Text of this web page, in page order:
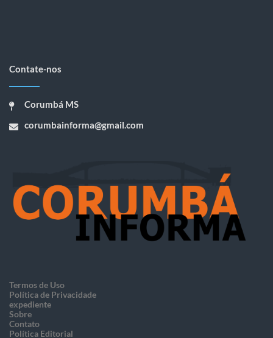
Contate-nos
Corumbá MS
corumbainforma@gmail.com
Termos de Uso
Política de Privacidade
expediente
Sobre
Contato
Política Editorial